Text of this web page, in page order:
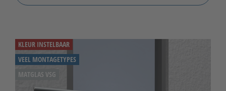
KLEUR INSTELBAAR
VEEL MONTAGETYPES
MATGLAS VSG